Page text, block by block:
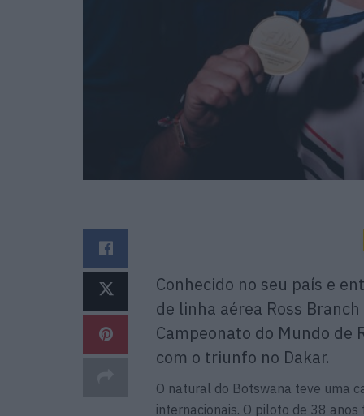
Conhecido no seu país e
de linha aérea Ross
Campeonato do Mundo de
com o triunfo no Dakar.
O natural do Botswana teve uma
internacionais. O piloto de 38